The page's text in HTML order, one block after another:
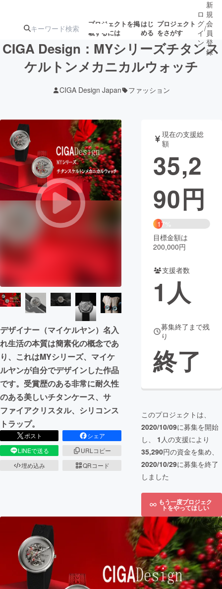
プロジェクトを掲
載するには
はじ
める
プロジェクト
をさがす
ターン
ジェクト
ロジェクト
アート・写真 音楽
テクノロジー・ガジェット ゲーム・
映像・映画 書籍・雑誌
ビジネス・起業 チャレンジ
CAMPFIRE for Social Good
CAMPFIRE Creation
CAMPFIREふるさと納税machi-ya コミュニティ
ロ
グ
イ
ン
/
新
規
会
員
登
録
CIGA Design：MYシリーズチタンス
ケルトンメカニカルウォッチ
CIGA Design Japan ファッション
デザイナー（マイケルヤン）名入
れ生活の本質は簡素化の概念であ
り、これはMYシリーズ、マイケ
ルヤンが自分でデザインした作品
です。受賞歴のある非常に耐久性
のある美しいチタンケース、サ
ファイアクリスタル、シリコンス
トラップ。
ポスト
シェア
LINEで送る
URLコピー
埋め込み
QRコード
現在の支援総
額
35,2
90円
17%
目標金額は
200,000円
支援者数
1人
募集終了まで残
り
終了
このプロジェクトは、
2020/10/09に募集を開始
し、 1 人の支援により
35,290円の資金を集め、
2020/10/29に募集を終了
しました
もう一度プロジェク
トをやってほしい